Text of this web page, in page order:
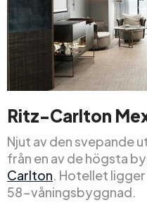
Ritz-Carlton
Njut av den svepande
från en av de högsta
Carlton. Hotellet ligger
58-våningsbyggnad.